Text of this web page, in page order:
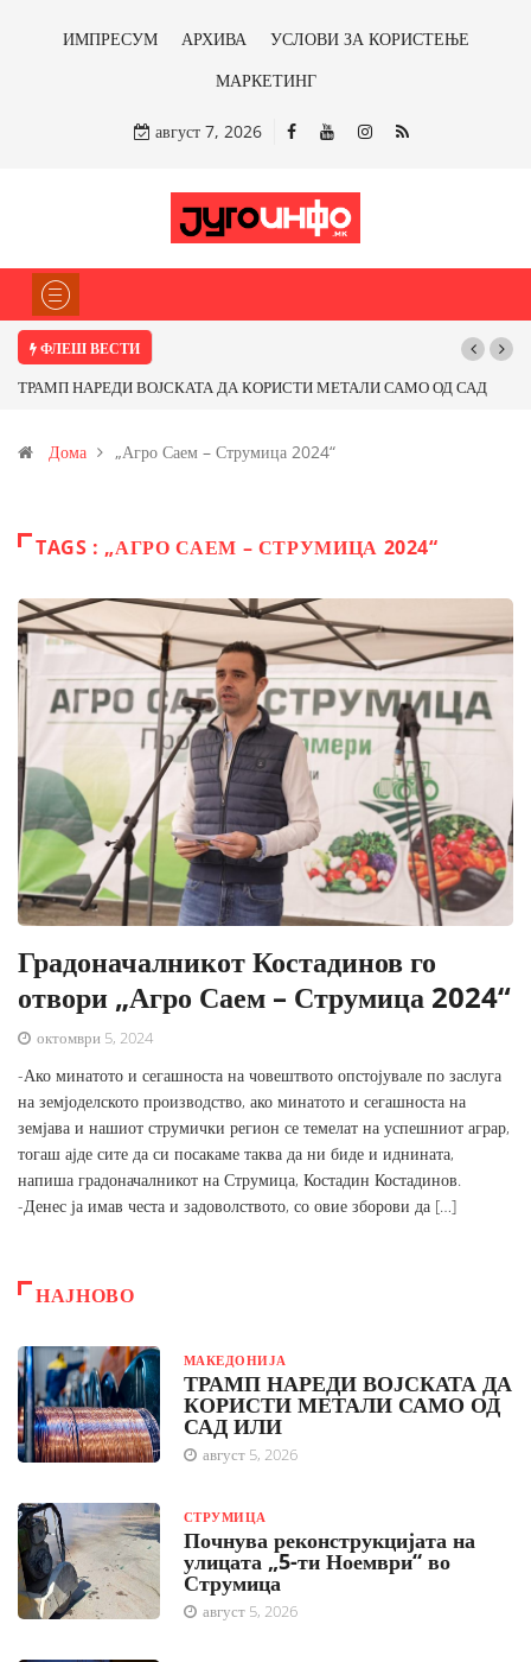
ИМПРЕСУМ АРХИВА
УСЛОВИ ЗА КОРИСТЕЊЕ
МАРКЕТИНГ
август 7, 2026
ФЛЕШ ВЕСТИ
ТРАМП НАРЕДИ ВОЈСКАТА ДА КОРИСТИ МЕТАЛИ САМО ОД САД
Иловица и со антимонот?
Дома „Агро Саем – Струмица 2024“
TAGS : „АГРО САЕМ – СТРУМИЦА 2024“
Градоначалникот Костадинов го
отвори „Агро Саем – Струмица 2024“
октомври 5, 2024
-Ако минатото и сегашноста на човештвото опстојувале по заслуга
на земјоделското производство, ако минатото и сегашноста на
земјава и нашиот струмички регион се темелат на успешниот аграр,
тогаш ајде сите да си посакаме таква да ни биде и иднината,
напиша градоначалникот на Струмица, Костадин Костадинов.
-Денес ја имав честа и задоволството, со овие зборови да […]
НАЈНОВО
МАКЕДОНИЈА
ТРАМП НАРЕДИ ВОЈСКАТА ДА
КОРИСТИ МЕТАЛИ САМО ОД
САД ИЛИ
август 5, 2026
СТРУМИЦА
Почнува реконструкцијата на
улицата „5-ти Ноември“ во
Струмица
август 5, 2026